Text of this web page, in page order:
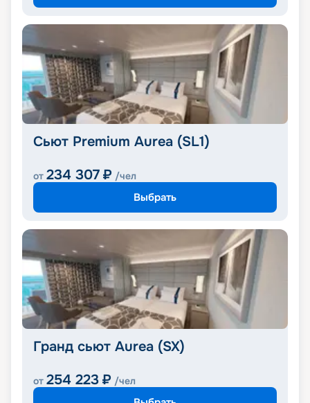
Сьют Premium Aurea (SL1)
от 234 307 ₽ /чел
Выбрать
Гранд сьют Aurea (SX)
от 254 223 ₽ /чел